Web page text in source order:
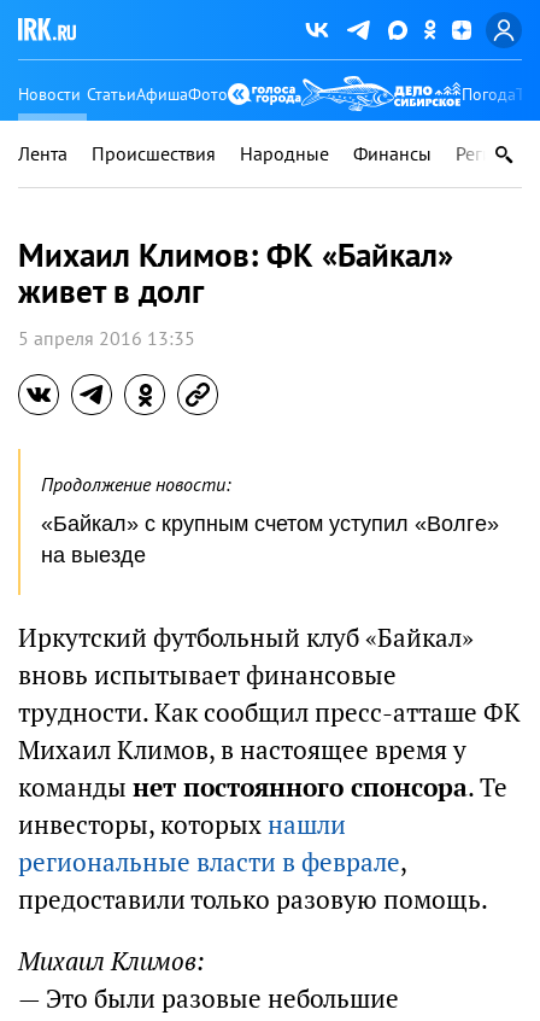
Новости СтатьиАфишаФото Погода
Лента Происшествия Народные Финансы Регионы
Михаил Климов: ФК «Байкал»
живет в долг
5 апреля 2016 13:35
Продолжение новости:
«Байкал» с крупным счетом уступил «Волге»
на выезде
Иркутский футбольный клуб «Байкал»
вновь испытывает финансовые
трудности. Как сообщил пресс-атташе ФК
Михаил Климов, в настоящее время у
команды нет постоянного спонсора. Те
инвесторы, которыхнашли
региональные власти в феврале,
предоставили только разовую помощь.
Михаил Климов:
— Это были разовые небольшие